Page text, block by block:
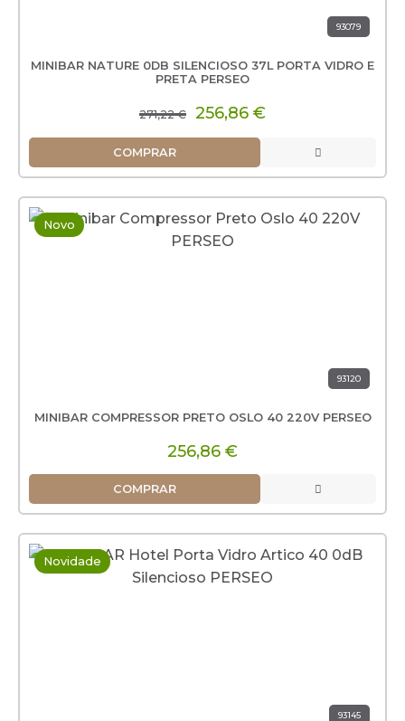
93079
MINIBAR NATURE 0DB SILENCIOSO 37L PORTA VIDRO E
PRETA PERSEO
271,22 € 256,86 €
COMPRAR
Novo
93120
MINIBAR COMPRESSOR PRETO OSLO 40 220V PERSEO
256,86 €
COMPRAR
Novidade
93145